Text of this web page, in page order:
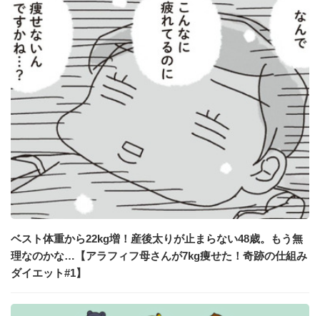
ベスト体重から22kg増！産後太りが止まらない48歳。もう無
理なのかな…【アラフィフ母さんが7kg痩せた！奇跡の仕組み
ダイエット#1】